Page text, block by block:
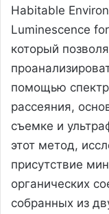
Habitable
Luminescence
который
помощью
рассеяния,
съемке и
этот метод,
присутствие
органических
собранных из